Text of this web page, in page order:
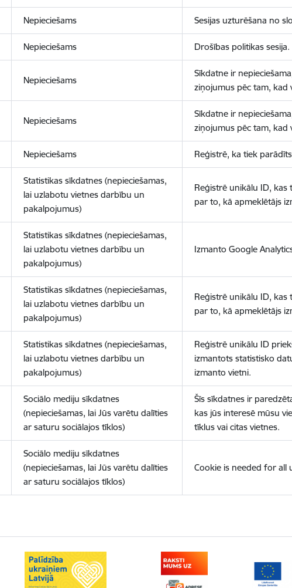
Nepieciešams Sesijas uzturēšana no
Nepieciešams Drošības politikas sesija.
Nepieciešams
Sīkdatne ir
ziņojumus pēc tam, kad
Nepieciešams
Sīkdatne ir
ziņojumus pēc tam, kad
Nepieciešams Reģistrē, ka tiek
Statistikas sīkdatnes (nepieciešamas,
lai uzlabotu vietnes darbību un
pakalpojumus)
Reģistrē unikālu ID,
par to, kā apmeklētājs
Statistikas sīkdatnes (nepieciešamas,
lai uzlabotu vietnes darbību un
pakalpojumus)
Izmanto Google
Statistikas sīkdatnes (nepieciešamas,
lai uzlabotu vietnes darbību un
pakalpojumus)
Reģistrē unikālu ID,
par to, kā apmeklētājs
Statistikas sīkdatnes (nepieciešamas,
lai uzlabotu vietnes darbību un
pakalpojumus)
Reģistrē unikālu ID
izmantots statistisko
izmanto vietni.
Sociālo mediju sīkdatnes
(nepieciešamas, lai Jūs varētu dalīties
ar saturu sociālajos tīklos)
Šīs sīkdatnes ir
kas jūs interesē mūsu
tīklus vai citas vietnes.
Sociālo mediju sīkdatnes
(nepieciešamas, lai Jūs varētu dalīties
ar saturu sociālajos tīklos)
Cookie is needed for